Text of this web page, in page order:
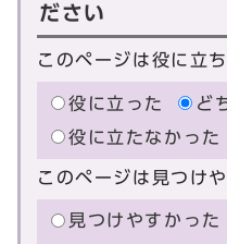
ださい
このページは役に立
役に立った
ど
役に立たなかった
このページは見つけ
見つけやすかった